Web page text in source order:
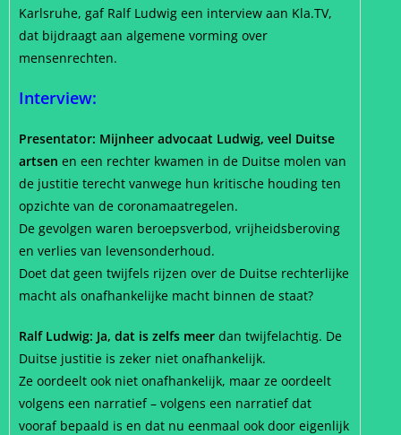
Karlsruhe, gaf Ralf Ludwig een interview aan Kla.TV,
dat bijdraagt aan algemene vorming over
mensenrechten.
Interview:
Presentator: Mijnheer advocaat Ludwig, veel Duitse
artsen en een rechter kwamen in de Duitse molen van
de justitie terecht vanwege hun kritische houding ten
opzichte van de coronamaatregelen.
De gevolgen waren beroepsverbod, vrijheidsberoving
en verlies van levensonderhoud.
Doet dat geen twijfels rijzen over de Duitse rechterlijke
macht als onafhankelijke macht binnen de staat?
Ralf Ludwig: Ja, dat is zelfs meer dan twijfelachtig. De
Duitse justitie is zeker niet onafhankelijk.
Ze oordeelt ook niet onafhankelijk, maar ze oordeelt
volgens een narratief – volgens een narratief dat
vooraf bepaald is en dat nu eenmaal ook door eigenlijk